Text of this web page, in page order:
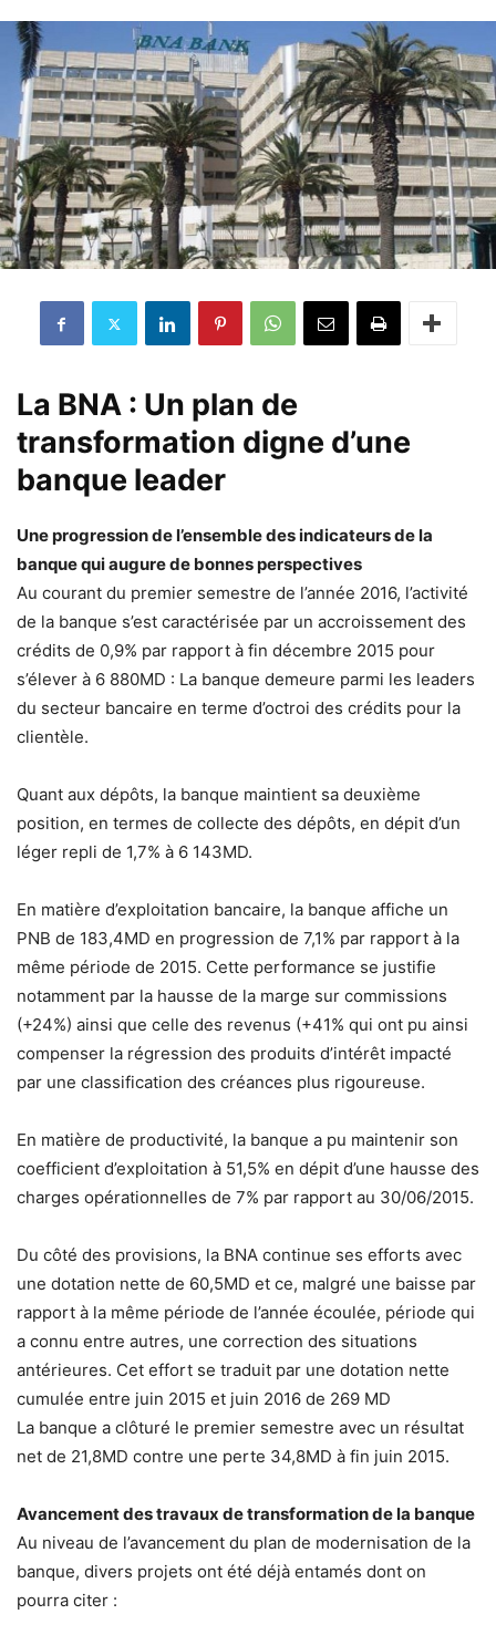
La BNA : Un plan de
transformation digne d’une
banque leader
Une progression de l’ensemble des indicateurs de la
banque qui augure de bonnes perspectives
Au courant du premier semestre de l’année 2016, l’activité
de la banque s’est caractérisée par un accroissement des
crédits de 0,9% par rapport à fin décembre 2015 pour
s’élever à 6 880MD : La banque demeure parmi les leaders
du secteur bancaire en terme d’octroi des crédits pour la
clientèle.
Quant aux dépôts, la banque maintient sa deuxième
position, en termes de collecte des dépôts, en dépit d’un
léger repli de 1,7% à 6 143MD.
En matière d’exploitation bancaire, la banque affiche un
PNB de 183,4MD en progression de 7,1% par rapport à la
même période de 2015. Cette performance se justifie
notamment par la hausse de la marge sur commissions
(+24%) ainsi que celle des revenus (+41% qui ont pu ainsi
compenser la régression des produits d’intérêt impacté
par une classification des créances plus rigoureuse.
En matière de productivité, la banque a pu maintenir son
coefficient d’exploitation à 51,5% en dépit d’une hausse des
charges opérationnelles de 7% par rapport au 30/06/2015.
Du côté des provisions, la BNA continue ses efforts avec
une dotation nette de 60,5MD et ce, malgré une baisse par
rapport à la même période de l’année écoulée, période qui
a connu entre autres, une correction des situations
antérieures. Cet effort se traduit par une dotation nette
cumulée entre juin 2015 et juin 2016 de 269 MD
La banque a clôturé le premier semestre avec un résultat
net de 21,8MD contre une perte 34,8MD à fin juin 2015.
Avancement des travaux de transformation de la banque
Au niveau de l’avancement du plan de modernisation de la
banque, divers projets ont été déjà entamés dont on
pourra citer :